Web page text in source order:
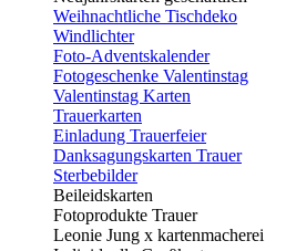
Weihnachtliche Tischdeko
Windlichter
Foto-Adventskalender
Fotogeschenke Valentinstag
Valentinstag Karten
Trauerkarten
Einladung Trauerfeier
Danksagungskarten Trauer
Sterbebilder
Beileidskarten
Fotoprodukte Trauer
Leonie Jung x kartenmacherei